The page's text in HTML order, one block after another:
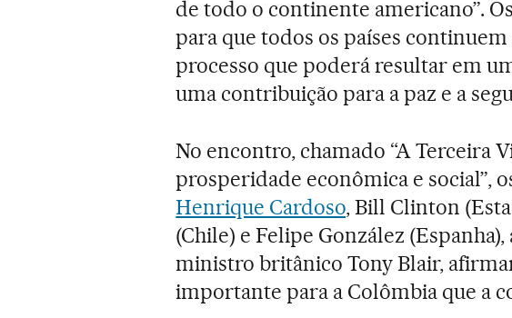
de todo o continente americano”.
para que todos os países
processo que poderá resultar em
uma contribuição para a paz e a
No encontro, chamado “A Terceira
prosperidade econômica e social”,
Henrique Cardoso, Bill Clinton
(Chile) e Felipe González
ministro britânico Tony Blair,
importante para a Colômbia que a